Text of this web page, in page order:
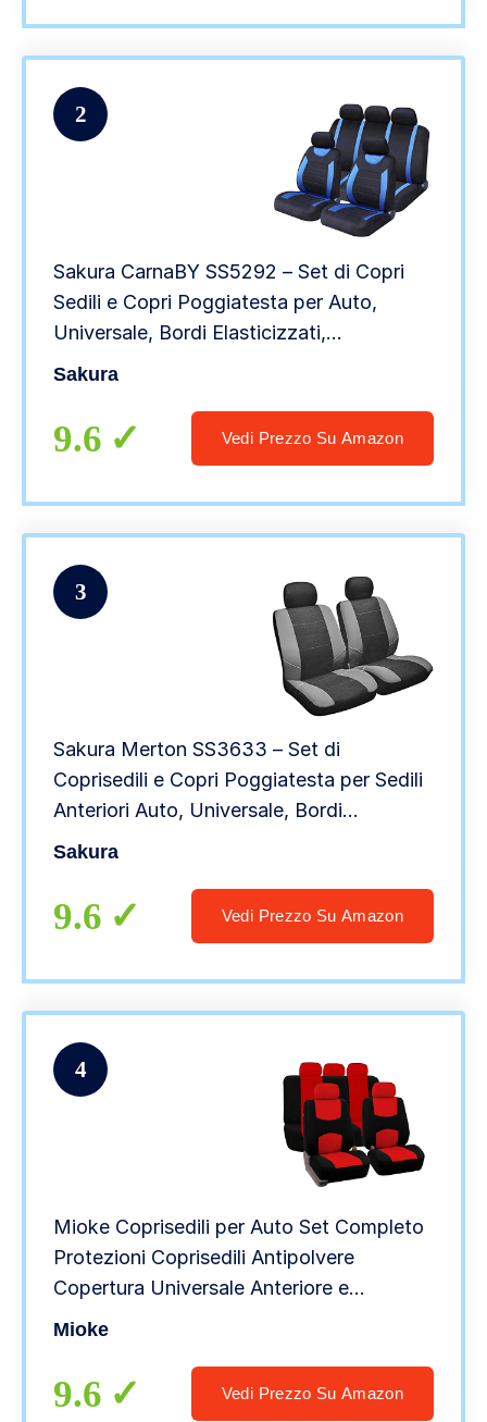
2
Sakura CarnaBY SS5292 – Set di Copri
Sedili e Copri Poggiatesta per Auto,
Universale, Bordi Elasticizzati,
Compatibile con Airbag Laterale, Lavabile
Sakura
9.6 Vedi Prezzo Su Amazon
3
Sakura Merton SS3633 – Set di
Coprisedili e Copri Poggiatesta per Sedili
Anteriori Auto, Universale, Bordi
Elasticizzati, Compatibile con Airbag
Nero/Grigio
Sakura
9.6 Vedi Prezzo Su Amazon
4
Mioke Coprisedili per Auto Set Completo
Protezioni Coprisedili Antipolvere
Copertura Universale Anteriore e
Posteriore del Sedile per Auto Veicolo
Mioke
9.6 Vedi Prezzo Su Amazon